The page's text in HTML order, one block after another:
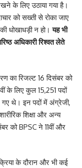
रखने के लिए उठाया गया है।
को सख्ती से रोका जाए
धोखाधड़ी न हो।यह भी
अधिकारी रिश्वत लेते
का रिजल्ट 16 दिसंबर को
के लिए कुल 15,251 पदों
गए थे। इन पदों में अंग्रेजी,
शिक्षा और अन्य
को BPSC ने 11वीं और
के दौरान और भी कई